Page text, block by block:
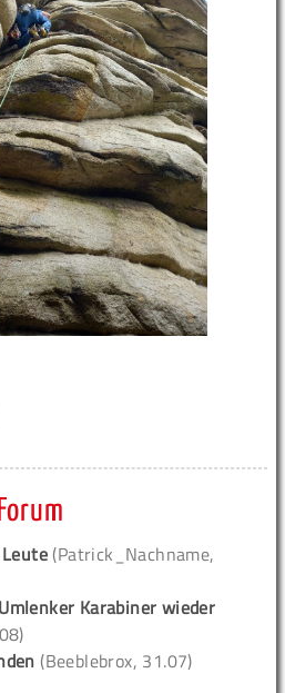
(Patrick_Nachname,
Karabiner wieder
(Beeblebrox, 31.07)